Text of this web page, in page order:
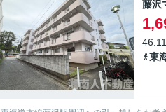
藤沢
東